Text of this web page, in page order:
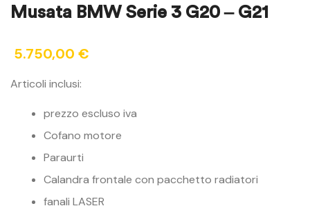
Musata BMW Serie 3 G20 – G21
5.750,00 €
Articoli inclusi:
prezzo escluso iva
Cofano motore
Paraurti
Calandra frontale con pacchetto radiatori
fanali LASER